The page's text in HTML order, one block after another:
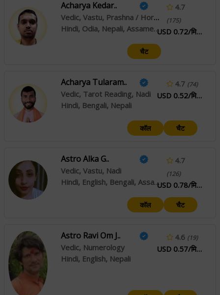
Acharya Kedar..
Vedic, Vastu, Prashna / Horary, Muhurta
Hindi, Odia, Nepali, Assamese
4.7
(175)
USD 0.72/मिनट
चैट
Acharya Tularam..
Vedic, Tarot Reading, Nadi
Hindi, Bengali, Nepali
4.7 (74)
USD 0.52/मिनट
कॉल चैट
Astro Alka G..
Vedic, Vastu, Nadi
Hindi, English, Bengali, Assamese, Nepali
4.7
(126)
USD 0.78/मिनट
कॉल चैट
Astro Ravi Om J..
Vedic, Numerology
Hindi, English, Nepali
4.6 (19)
USD 0.57/मिनट